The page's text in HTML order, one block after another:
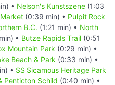
• Nelson's Kunstszene (1:03
(0:39 min) • Pulpit Rock
B.C. (1:21 min) • North
• Butze Rapids Trail (0:51
Mountain Park (0:29 min) •
Beach & Park (0:33 min) •
• SS Sicamous Heritage Park
Penticton Schild (0:40 min) •